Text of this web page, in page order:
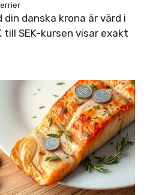
din danska krona är värd i
till SEK-kursen visar exakt